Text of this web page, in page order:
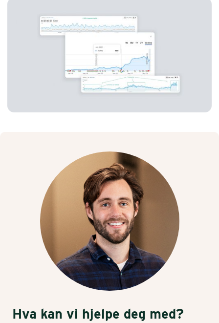
Hva kan vi hjelpe deg med?